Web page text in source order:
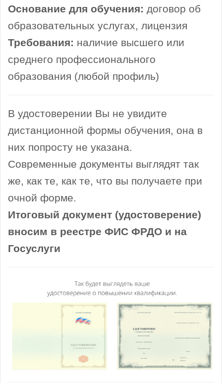
Основание для обучения: договор об
образовательных услугах, лицензия
Требования: наличие высшего или
среднего профессионального
образования (любой профиль)
В удостоверении Вы не увидите
дистанционной формы обучения, она в
них попросту не указана.
Современные документы выглядят так
же, как те, как те, что вы получаете при
очной форме.
Итоговый документ (удостоверение)
вносим в реестре ФИС ФРДО и на
Госуслуги